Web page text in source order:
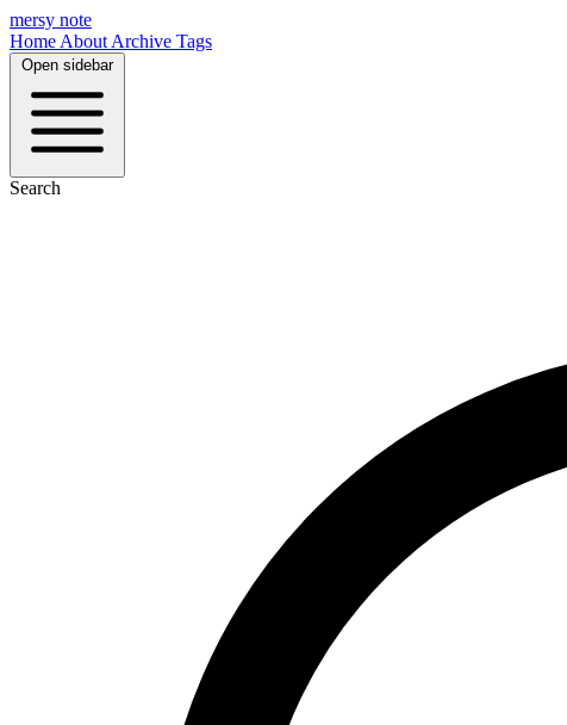
mersy note
Home About Archive Tags
Open sidebar
Search